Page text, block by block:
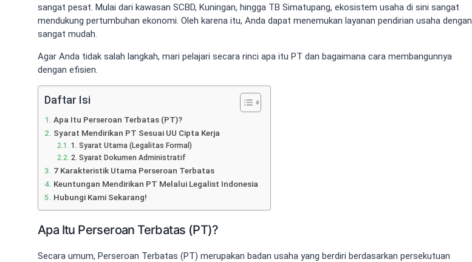
sangat pesat. Mulai dari kawasan SCBD, Kuningan, hingga TB Simatupang, ekosistem usaha di sini sangat
mendukung pertumbuhan ekonomi. Oleh karena itu, Anda dapat menemukan layanan pendirian usaha dengan
sangat mudah.
Agar Anda tidak salah langkah, mari pelajari secara rinci apa itu PT dan bagaimana cara membangunnya
dengan efisien.
Daftar Isi
Apa Itu Perseroan Terbatas (PT)?
Syarat Mendirikan PT Sesuai UU Cipta Kerja
1. Syarat Utama (Legalitas Formal)
2. Syarat Dokumen Administratif
7 Karakteristik Utama Perseroan Terbatas
Keuntungan Mendirikan PT Melalui Legalist Indonesia
Hubungi Kami Sekarang!
Apa Itu Perseroan Terbatas (PT)?
Secara umum, Perseroan Terbatas (PT) merupakan badan usaha yang berdiri berdasarkan persekutuan